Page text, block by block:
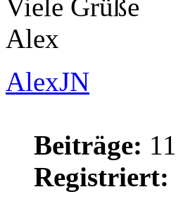
Viele Grüße
Alex
AlexJN
Beiträge: 11
Registriert: